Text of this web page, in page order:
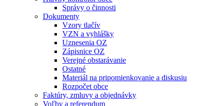
Správy o činnosti
Dokumenty
Vzory tlačív
VZN a vyhlášky
Uznesenia OZ
Zápisnice OZ
Verejné obstarávanie
Ostatné
Materiál na pripomienkovanie a diskusiu
Rozpočet obce
Faktúry, zmluvy a objednávky
Voľby a referendum